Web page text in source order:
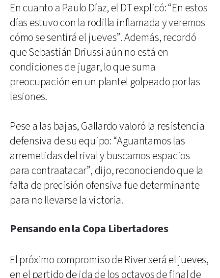
En cuanto a Paulo Díaz, el DT explicó: “En estos
días estuvo con la rodilla inflamada y veremos
cómo se sentirá el jueves”. Además, recordó
que Sebastián Driussi aún no está en
condiciones de jugar, lo que suma
preocupación en un plantel golpeado por las
lesiones.
Pese a las bajas, Gallardo valoró la resistencia
defensiva de su equipo: “Aguantamos las
arremetidas del rival y buscamos espacios
para contraatacar”, dijo, reconociendo que la
falta de precisión ofensiva fue determinante
para no llevarse la victoria.
Pensando en la Copa Libertadores
El próximo compromiso de River será el jueves,
en el partido de ida de los octavos de final de